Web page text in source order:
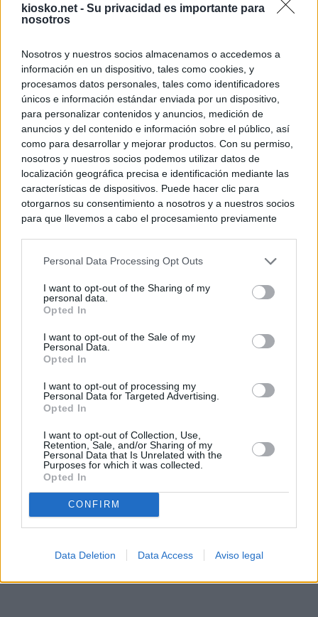
kiosko.net - Su privacidad es importante para
nosotros
Nosotros y nuestros socios almacenamos o accedemos a
información en un dispositivo, tales como cookies, y
procesamos datos personales, tales como identificadores
únicos e información estándar enviada por un dispositivo,
para personalizar contenidos y anuncios, medición de
anuncios y del contenido e información sobre el público, así
como para desarrollar y mejorar productos. Con su permiso,
nosotros y nuestros socios podemos utilizar datos de
localización geográfica precisa e identificación mediante las
características de dispositivos. Puede hacer clic para
otorgarnos su consentimiento a nosotros y a nuestros socios
para que llevemos a cabo el procesamiento previamente
negar su consentimiento. Tenga en cuenta que algún
de su consentimiento, pero usted tiene el derecho de
rechazar tal procesamiento. Sus preferencias se aplicarán
cualquier momento entrando de nuevo en este sitio web o
visitando nuestra política de privacidad.
Personal Data Processing Opt Outs
I want to opt-out of the Sharing of my
personal data.
Opted In
I want to opt-out of the Sale of my
Personal Data.
Opted In
I want to opt-out of processing my
Personal Data for Targeted Advertising.
Opted In
I want to opt-out of Collection, Use,
Retention, Sale, and/or Sharing of my
Personal Data that Is Unrelated with the
Purposes for which it was collected.
Opted In
CONFIRM
Data Deletion Data Access Aviso legal